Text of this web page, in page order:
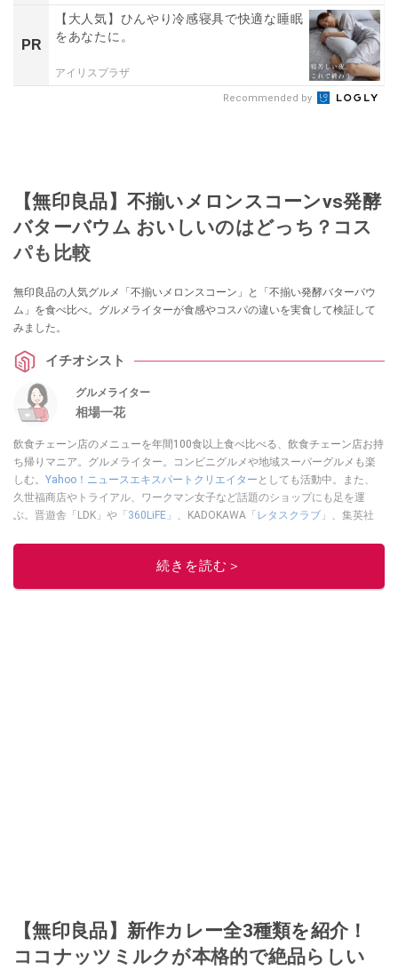
PR
【大人気】ひんやり冷感寝具で快適な睡眠
をあなたに。
アイリスプラザ
Recommended by
【無印良品】不揃いメロンスコーンvs発酵
バターバウム おいしいのはどっち？コス
パも比較
無印良品の人気グルメ「不揃いメロンスコーン」と「不揃い発酵バターバウ
ム」を食べ比べ。グルメライターが食感やコスパの違いを実食して検証して
みました。
イチオシスト
グルメライター
相場一花
飲食チェーン店のメニューを年間100食以上食べ比べる、飲食チェーン店お持
ち帰りマニア。グルメライター。コンビニグルメや地域スーパーグルメも楽
しむ。 Yahoo！ニュースエキスパートクリエイター としても活動中。また、
久世福商店やトライアル、ワークマン女子など話題のショップにも足を運
ぶ。晋遊舎「LDK」や 「360LiFE」 、KADOKAWA 「レタスクラブ」
、集英社
ルメライター、食の専門家として出演実績あり。
続きを読む＞
【無印良品】新作カレー全3種類を紹介！
ココナッツミルクが本格的で絶品らしい